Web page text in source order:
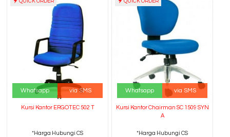
QUICK ORDER
Whatsapp via SMS
Kursi Kantor ERGOTEC 502 T
*Harga Hubungi CS
QUICK ORDER
Whatsapp via SMS
Kursi Kantor Chairman SC 1509 SYN
A
*Harga Hubungi CS